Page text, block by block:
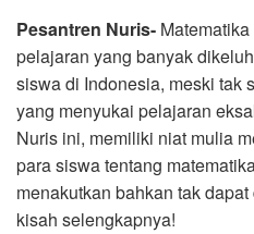
Pesantren Nuris-
pelajaran yang banyak
siswa di Indonesia, meski tak
yang menyukai pelajaran
Nuris ini, memiliki niat mulia
para siswa tentang
menakutkan bahkan tak
kisah selengkapnya!